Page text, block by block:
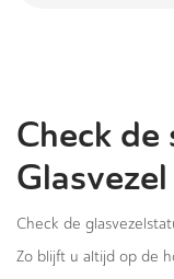
Check de
Check de
Zo blijft u altijd op de